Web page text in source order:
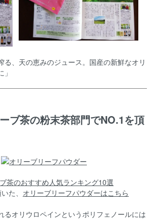
る、天の恵みのジュース。国産の新鮮なオリ
ブ茶の粉末茶部門でNO.1を頂
茶のおすすめ人気ランキング10選
た、 オリーブリーフパウダーはこちら
るオリウロペインというポリフェノールには